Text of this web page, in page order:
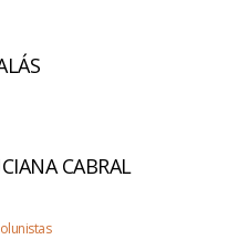
CABRAL